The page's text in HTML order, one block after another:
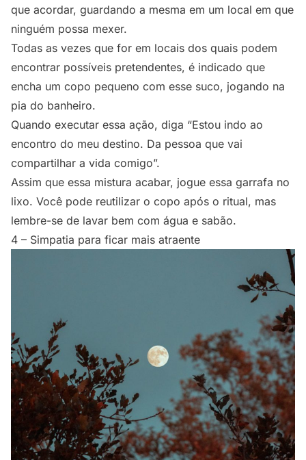
que acordar, guardando a mesma em um local em que
ninguém possa mexer.
Todas as vezes que for em locais dos quais podem
encontrar possíveis pretendentes, é indicado que
encha um copo pequeno com esse suco, jogando na
pia do banheiro.
Quando executar essa ação, diga “Estou indo ao
encontro do meu destino. Da pessoa que vai
compartilhar a vida comigo”.
Assim que essa mistura acabar, jogue essa garrafa no
lixo. Você pode reutilizar o copo após o ritual, mas
lembre-se de lavar bem com água e sabão.
4 – Simpatia para ficar mais atraente